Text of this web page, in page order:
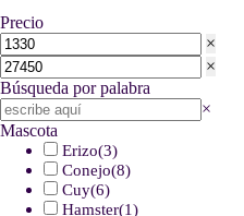
Precio
×
×
Búsqueda por palabra
Buscar
×
Mascota
Erizo(3)
Conejo(8)
Cuy(6)
Hamster(1)